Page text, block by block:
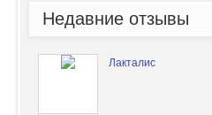
Недавние отзывы
Лакталис